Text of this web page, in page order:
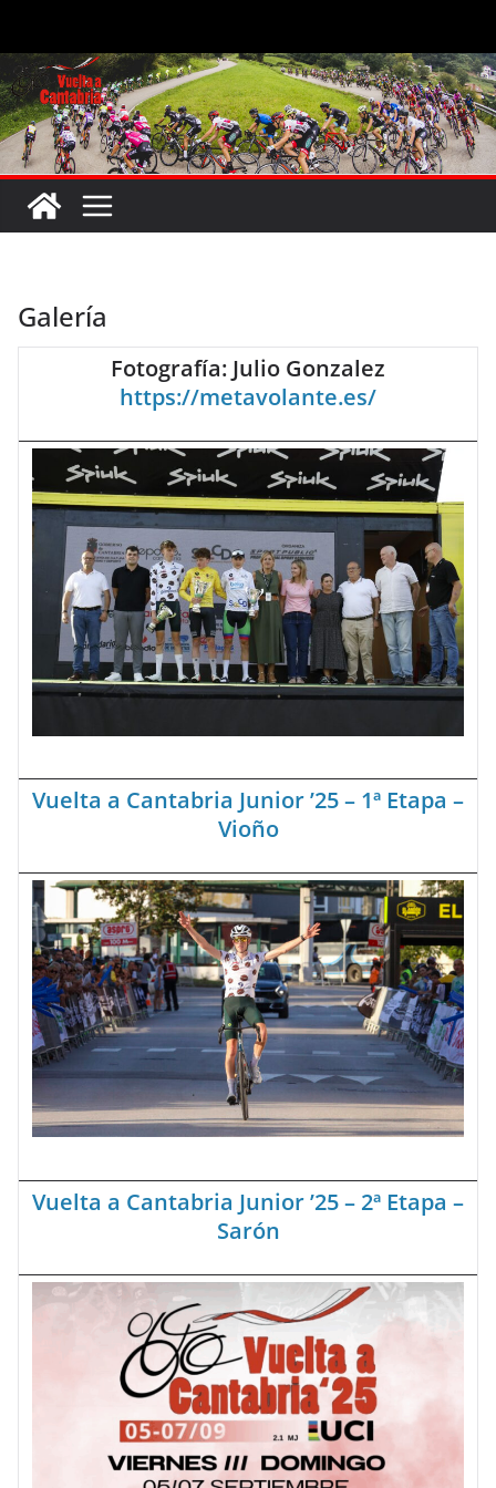
contenido
Galería
Fotografía: Julio Gonzalez
https://metavolante.es/
Vuelta a Cantabria Junior ’25 – 1ª Etapa –
Vioño
Vuelta a Cantabria Junior ’25 – 2ª Etapa –
Sarón